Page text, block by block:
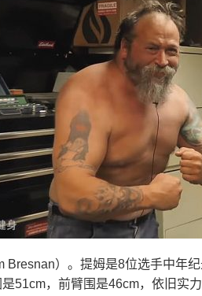
Bresnan）。提姆是8位选手中年
51cm，前臂围是46cm，依旧实力